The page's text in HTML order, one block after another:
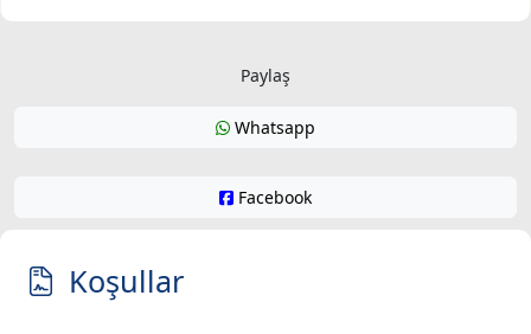
Paylaş
Whatsapp
Facebook
Koşullar